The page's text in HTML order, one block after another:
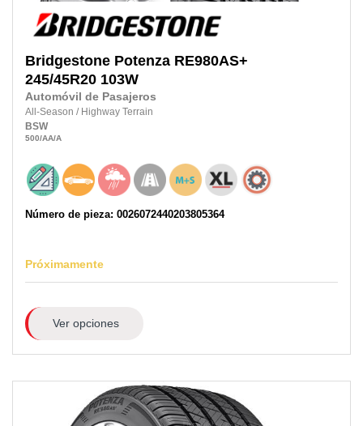
Bridgestone Potenza RE980AS+
245/45R20 103W
Automóvil de Pasajeros
All-Season / Highway Terrain
BSW
500/AA/A
Número de pieza: 0026072440203805364
Próximamente
Ver opciones